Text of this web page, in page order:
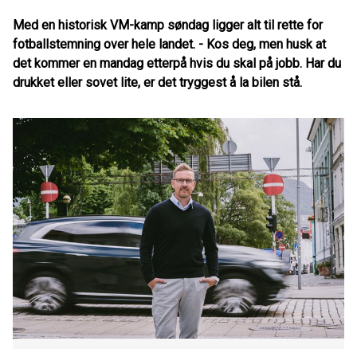
Med en historisk VM-kamp søndag ligger alt til rette for
fotballstemning over hele landet. - Kos deg, men husk at
det kommer en mandag etterpå hvis du skal på jobb. Har du
drukket eller sovet lite, er det tryggest å la bilen stå.